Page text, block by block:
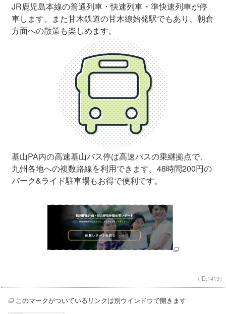
JR鹿児島本線の普通列車・快速列車・準快速列車が停
車します。また甘木鉄道の甘木線始発駅でもあり、朝倉
方面への散策も楽しめます。
基山PA内の高速基山バス停は高速バスの乗継拠点で、
九州各地への複数路線を利用できます。48時間200円の
パーク&ライド駐車場もお得で便利です。
（ID:1419）
このマークがついているリンクは別ウインドウで開きます